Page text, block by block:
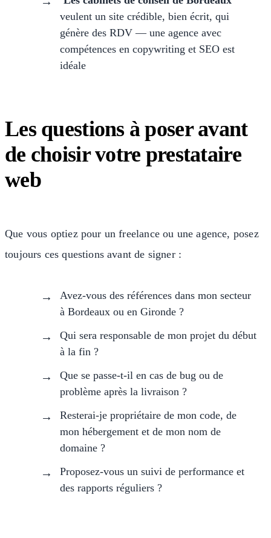
veulent un site crédible, bien écrit, qui
génère des RDV — une agence avec
compétences en copywriting et SEO est
idéale
Les questions à poser avant
de choisir votre prestataire
web
Que vous optiez pour un freelance ou une agence, posez
toujours ces questions avant de signer :
Avez-vous des références dans mon secteur
à Bordeaux ou en Gironde ?
Qui sera responsable de mon projet du début
à la fin ?
Que se passe-t-il en cas de bug ou de
problème après la livraison ?
Resterai-je propriétaire de mon code, de
mon hébergement et de mon nom de
domaine ?
Proposez-vous un suivi de performance et
des rapports réguliers ?